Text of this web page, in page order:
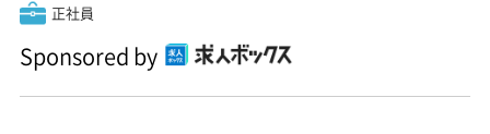
正社員
Sponsored by